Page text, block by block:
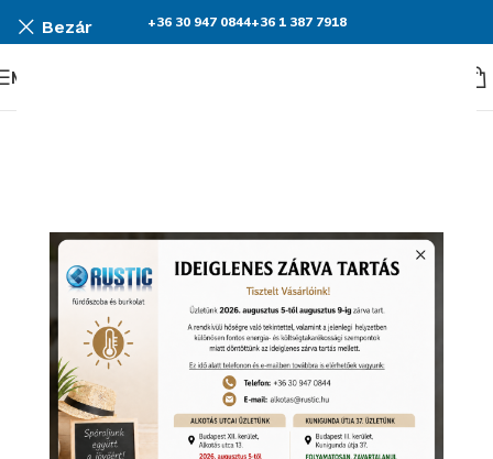
Bezár +36 30 947 0844+36 1 387 7918
Menü